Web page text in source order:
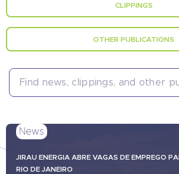
CLIPPINGS
OTHER PUBLICATIONS
Search
for:
News
JIRAU ENERGIA ABRE VAGAS DE EMPREGO
RIO DE JANEIRO